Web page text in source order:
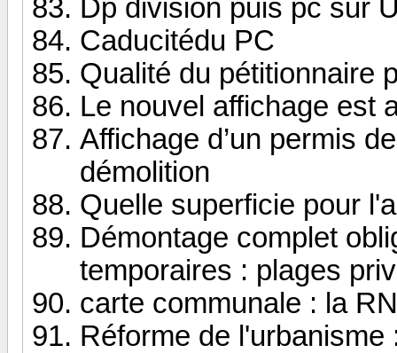
Dp division puis pc sur
Caducitédu PC
Qualité du pétitionnaire
Le nouvel affichage est
Affichage d’un permis
démolition
Quelle superficie pour
Démontage complet
temporaires : plages
carte communale : la
Réforme de